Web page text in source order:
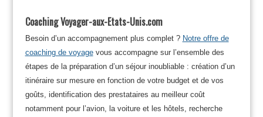
Coaching Voyager-aux-Etats-Unis.com
Besoin d’un accompagnement plus complet ? Notre offre de
coaching de voyagevous accompagne sur l’ensemble des
étapes de la préparation d’un séjour inoubliable : création d’un
itinéraire sur mesure en fonction de votre budget et de vos
goûts, identification des prestataires au meilleur coût
notamment pour l’avion, la voiture et les hôtels, recherche